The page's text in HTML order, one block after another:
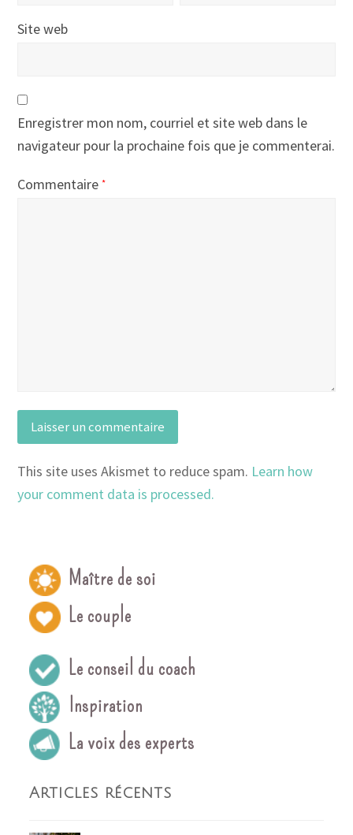
Site web
Enregistrer mon nom, courriel et site web dans le
navigateur pour la prochaine fois que je commenterai.
Commentaire*
This site uses Akismet to reduce spam. Learn how
your comment data is processed.
Maître de soi
Le couple
Le conseil du coach
Inspiration
La voix des experts
Articles récents